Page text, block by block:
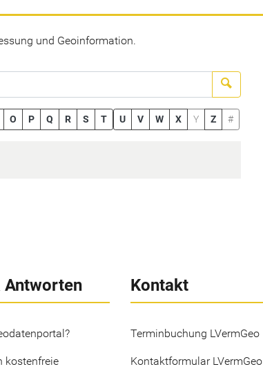
und Geoinformation.
O P Q R S T U V W X Y Z #
Antworten
kostenfreie
Kontakt
Terminbuchung LVermGeo
Kontaktformular LVermGeo